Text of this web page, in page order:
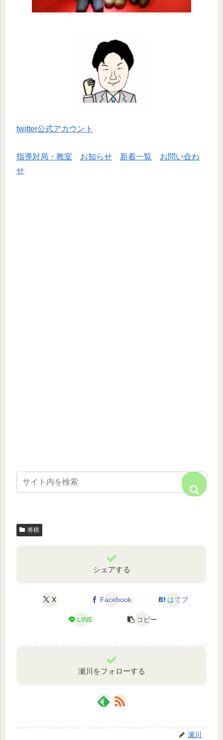
twitter公式アカウント
指導対局・教室 お知らせ 新着一覧
お問い合わ
せ
将棋
シェアする
X Facebook はてブ
LINE コピー
瀬川をフォローする
瀬川